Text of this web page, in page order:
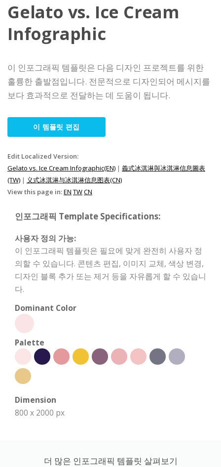
Gelato vs. Ice Cream
Infographic
이 인포그래픽 템플릿은 다음 디자인 프로젝트를 위한
훌륭한 출발점입니다. 전문적으로 디자인되어 메시지를
보다 효과적으로 전달하는 데 도움이 됩니다.
이 템플릿 편집
Edit Localized Version:
Gelato vs. Ice Cream Infographic(EN) | 義式冰淇淋與冰淇淋信息圖表
(TW) | 义式冰淇淋与冰淇淋信息图表(CN)
View this page in:EN TWCN
인포그래픽 Template Specifications:
사용자 정의 가능:
이 인포그래픽 템플릿은 필요에 맞게 완전히 사용자 정
의할 수 있습니다. 콘텐츠 편집, 이미지 교체, 색상 변경,
디자인 블록 추가 또는 제거 등을 자유롭게 할 수 있습니
다.
Dominant Color
Palette
Dimension
800 x 2000 px
더 많은 인포그래픽 템플릿 살펴보기